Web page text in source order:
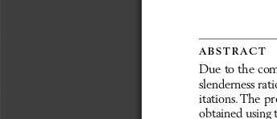
a b s t r a c t
Due to the
slenderness
itations. The
obtained using